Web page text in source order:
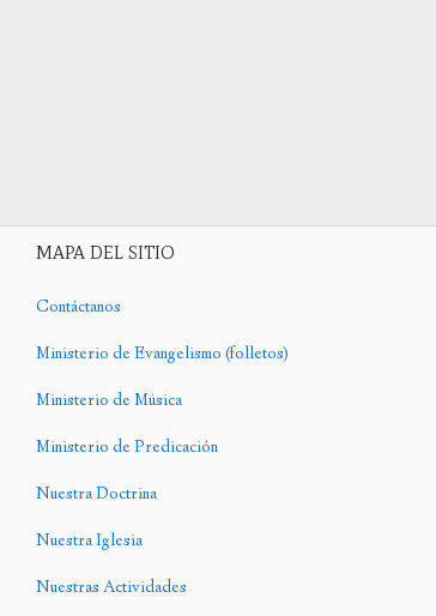
MAPA DEL SITIO
Contáctanos
Ministerio de Evangelismo (folletos)
Ministerio de Música
Ministerio de Predicación
Nuestra Doctrina
Nuestra Iglesia
Nuestras Actividades